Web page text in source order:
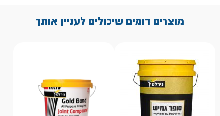
מוצרים דומים שיכולים לעניין אותך